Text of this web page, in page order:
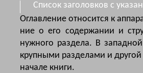
Список заголовков с
Ог­лав­ле­ние от­но­сит­ся к
ние о его со­дер­жа­нии и
нуж­но­го раз­де­ла. В
круп­ны­ми раз­де­ла­ми и
на­ча­ле кни­ги.